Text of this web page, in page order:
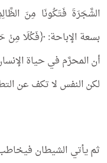
بسعة الإباحة: ﴿فَكُلَا
أن المحرَّم في حياة
لكن النفس لا تكف عن
ثم يأتي الشيطان